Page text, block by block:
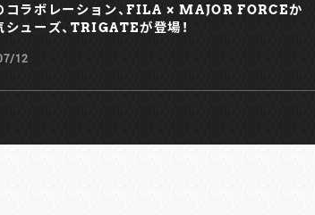
メンズ/レディス)
(土) 阪急メンズ大阪店 1F
期は状況により変更に
】 プラダ クライアントサ
コラボレーション、FILA × MAJOR FORCEか
シューズ、TRIGATEが登場！
12